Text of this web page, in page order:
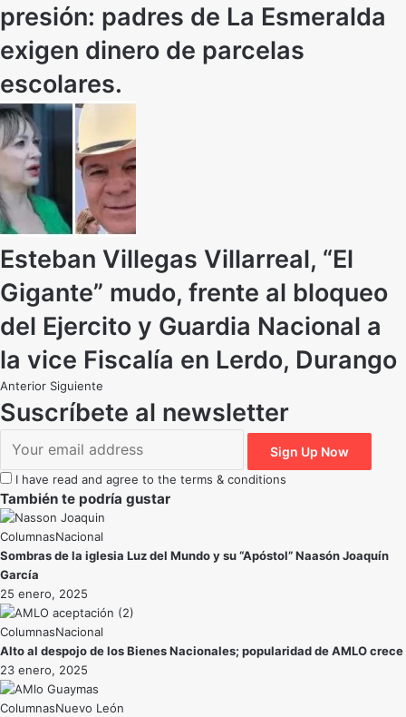
presión: padres de La Esmeralda
exigen dinero de parcelas
escolares.
Esteban Villegas Villarreal, “El
Gigante” mudo, frente al bloqueo
del Ejercito y Guardia Nacional a
la vice Fiscalía en Lerdo, Durango
Anterior Siguiente
Suscríbete al newsletter
I have read and agree to the terms & conditions
También te podría gustar
Nacional
Sombras de la iglesia Luz del Mundo y su “Apóstol” Naasón Joaquín
García
25 enero, 2025
Nacional
Alto al despojo de los Bienes Nacionales; popularidad de AMLO crece
23 enero, 2025
Nuevo León